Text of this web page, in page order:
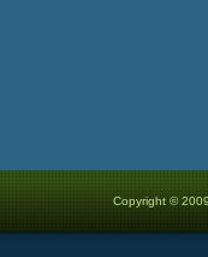
Copyright ©